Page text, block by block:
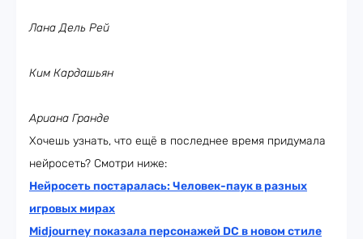
Лана Дель Рей
Ким Кардашьян
Ариана Гранде
Хочешь узнать, что ещё в последнее время придумала
нейросеть? Смотри ниже:
Нейросеть постаралась: Человек-паук в разных
игровых мирах
Midjourney показала персонажей DC в новом стиле